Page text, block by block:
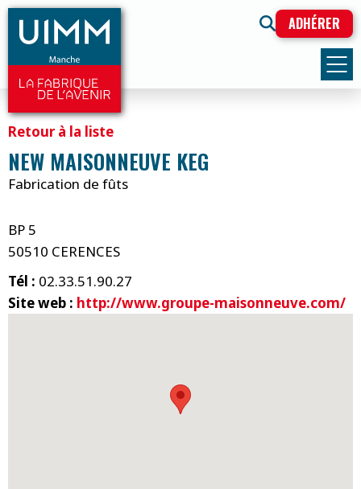
ADHÉRER
Retour à la liste
NEW MAISONNEUVE KEG
Fabrication de fûts
BP 5
50510 CERENCES
Tél : 02.33.51.90.27
Site web : http://www.groupe-maisonneuve.com/